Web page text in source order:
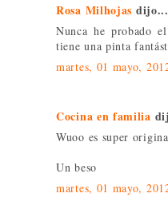
Rosa Milhojas dijo...
Nunca he probado
tiene una pinta
martes, 01 mayo,
Cocina en familia
Wuoo es super
Un beso
martes, 01 mayo,